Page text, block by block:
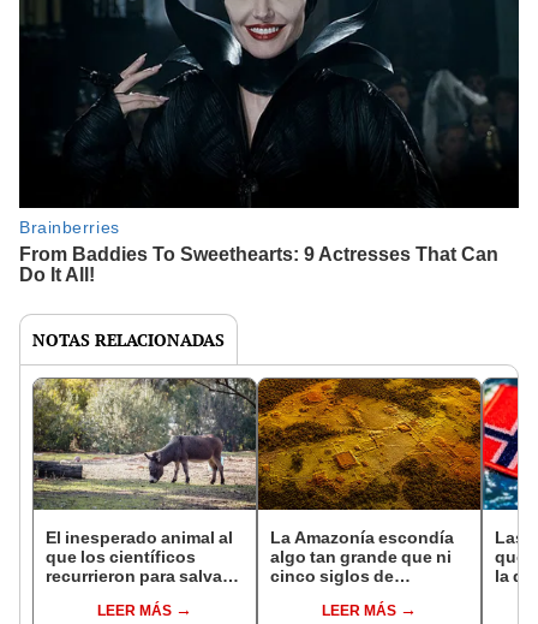
NOTAS RELACIONADAS
El inesperado animal al
que los científicos
recurrieron para salvar
reintroducción de un
LEER MÁS
La Amazonía escondía
algo tan grande que ni
cinco siglos de
encontrarlo: el hallazgo
LEER MÁS
Las
que
la de